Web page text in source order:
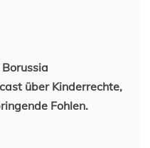
über Kinderrechte,
Fohlen.